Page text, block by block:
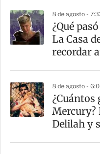
8 de agosto -
⁠¿Qué
La Casa
recordar
8 de agosto -
¿Cuántos
Mercury?
Delilah y